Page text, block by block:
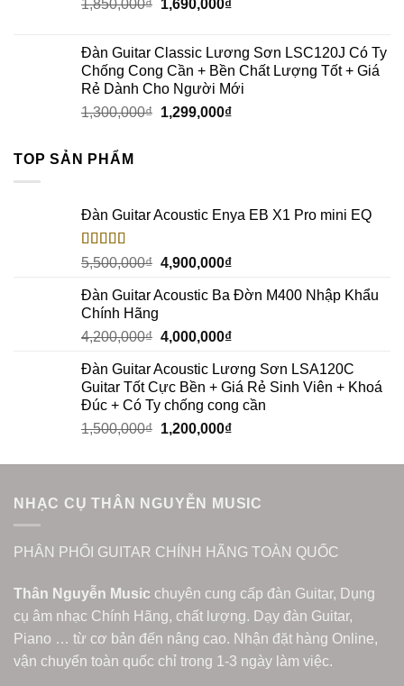
1,850,000₫ 1,690,000₫
Đàn Guitar Classic Lương Sơn LSC120J Có Ty
Chống Cong Cần + Bền Chất Lượng Tốt + Giá
Rẻ Dành Cho Người Mới
1,300,000₫ 1,299,000₫
TOP SẢN PHẨM
Đàn Guitar Acoustic Enya EB X1 Pro mini EQ
Rated5.00
out of 5
5,500,000₫ 4,900,000₫
Đàn Guitar Acoustic Ba Đờn M400 Nhập Khẩu
Chính Hãng
4,200,000₫ 4,000,000₫
Đàn Guitar Acoustic Lương Sơn LSA120C
Guitar Tốt Cực Bền + Giá Rẻ Sinh Viên + Khoá
Đúc + Có Ty chống cong cần
1,500,000₫ 1,200,000₫
NHẠC CỤ THÂN NGUYỄN MUSIC
PHÂN PHỐI GUITAR CHÍNH HÃNG TOÀN QUỐC
Thân Nguyễn Music chuyên cung cấp đàn Guitar, Dụng
cụ âm nhạc Chính Hãng, chất lượng. Dạy đàn Guitar,
Piano … từ cơ bản đến nâng cao. Nhận đặt hàng Online,
vận chuyển toàn quốc chỉ trong 1-3 ngày làm việc.